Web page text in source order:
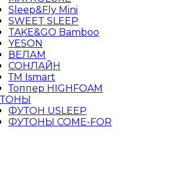
Sleep&Fly Mini
SWEET SLEEP
TAKE&GO Bamboo
YESON
ВЕЛАМ
СОНЛАЙН
ТМ Ismart
Топпер HIGHFOAM
ФУТОН USLEEP
ФУТОНЫ COME-FOR